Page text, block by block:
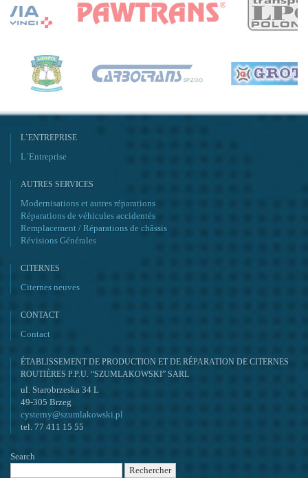
L`ENTREPRISE
L`Entreprise
AUTRES SERVICES
Modernisations et autres réparations
Réparations de véhicules accidentés
Remplacement / Réparations de châssis
Révisions Générales
CITERNES
Citernes neuves
CONTACT
Contact
ÉTABLISSEMENT DE PRODUCTION ET DE RÉPARATION DE CITERNES
ROUTIÈRES P.P.U. “SZUMLAKOWSKI” SARL
ul. Starobrzeska 34 L
49-305 Brzeg
cysterny@szumlakowski.pl
tel. 77 411 15 55
Search